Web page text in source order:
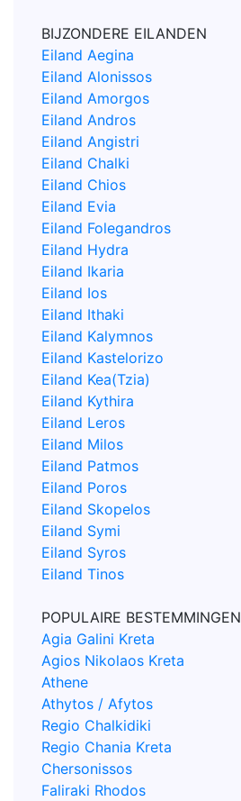
BIJZONDERE EILANDEN
Eiland Aegina
Eiland Alonissos
Eiland Amorgos
Eiland Andros
Eiland Angistri
Eiland Chalki
Eiland Chios
Eiland Evia
Eiland Folegandros
Eiland Hydra
Eiland Ikaria
Eiland Ios
Eiland Ithaki
Eiland Kalymnos
Eiland Kastelorizo
Eiland Kea(Tzia)
Eiland Kythira
Eiland Leros
Eiland Milos
Eiland Patmos
Eiland Poros
Eiland Skopelos
Eiland Symi
Eiland Syros
Eiland Tinos
POPULAIRE BESTEMMINGEN
Agia Galini Kreta
Agios Nikolaos Kreta
Athene
Athytos / Afytos
Regio Chalkidiki
Regio Chania Kreta
Chersonissos
Faliraki Rhodos